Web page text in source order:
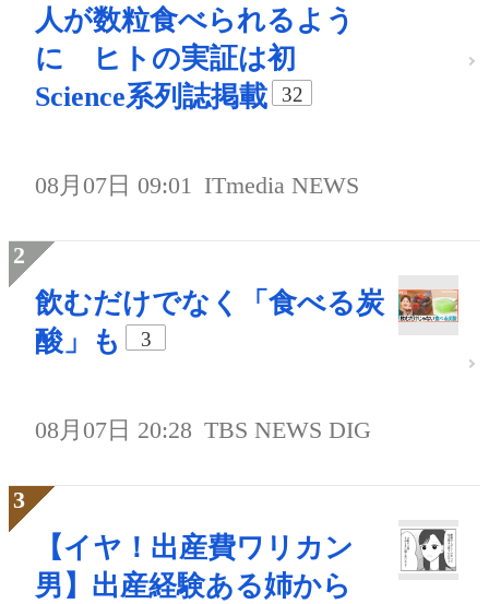
人が数粒食べられるよう
に ヒトの実証は初
Science系列誌掲載
32
08月07日 09:01 ITmedia NEWS
飲むだけでなく「食べる炭
酸」も
3
08月07日 20:28 TBS NEWS DIG
【イヤ！出産費ワリカン
男】出産経験ある姉から